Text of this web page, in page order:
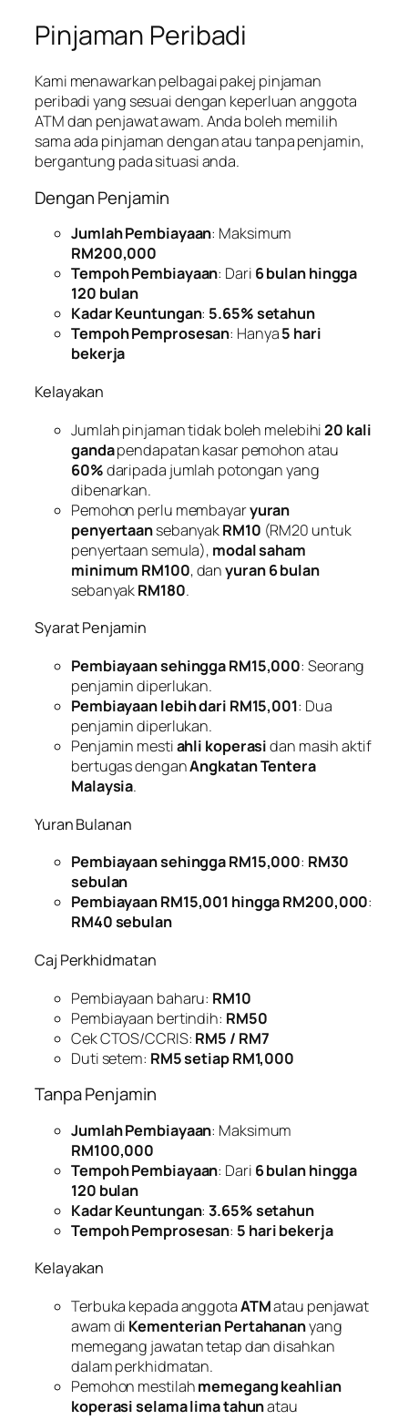
Pinjaman Peribadi
Kami menawarkan pelbagai pakej pinjaman
peribadi yang sesuai dengan keperluan anggota
ATM dan penjawat awam. Anda boleh memilih
sama ada pinjaman dengan atau tanpa penjamin,
bergantung pada situasi anda.
Dengan Penjamin
Jumlah Pembiayaan: Maksimum
RM200,000
Tempoh Pembiayaan: Dari 6 bulan hingga
120 bulan
Kadar Keuntungan: 5.65% setahun
Tempoh Pemprosesan: Hanya5 hari
bekerja
Kelayakan
Jumlah pinjaman tidak boleh melebihi20 kali
gandapendapatan kasar pemohon atau
60%daripada jumlah potongan yang
dibenarkan.
Pemohon perlu membayaryuran
penyertaansebanyakRM10 (RM20 untuk
penyertaan semula), modal saham
minimum RM100, danyuran 6 bulan
sebanyakRM180.
Syarat Penjamin
Pembiayaan sehingga RM15,000: Seorang
penjamin diperlukan.
Pembiayaan lebih dari RM15,001: Dua
penjamin diperlukan.
Penjamin mestiahli koperasidan masih aktif
bertugas denganAngkatan Tentera
Malaysia.
Yuran Bulanan
Pembiayaan sehingga RM15,000: RM30
sebulan
Pembiayaan RM15,001 hingga RM200,000:
RM40 sebulan
Caj Perkhidmatan
Pembiayaan baharu: RM10
Pembiayaan bertindih: RM50
Cek CTOS/CCRIS: RM5 / RM7
Duti setem: RM5 setiap RM1,000
Tanpa Penjamin
Jumlah Pembiayaan: Maksimum
RM100,000
Tempoh Pembiayaan: Dari 6 bulan hingga
120 bulan
Kadar Keuntungan:3.65% setahun
Tempoh Pemprosesan: 5 hari bekerja
Kelayakan
Terbuka kepada anggotaATMatau penjawat
awam di Kementerian Pertahananyang
memegang jawatan tetap dan disahkan
dalam perkhidmatan.
Pemohon mestilahmemegang keahlian
koperasi selama lima tahunatau